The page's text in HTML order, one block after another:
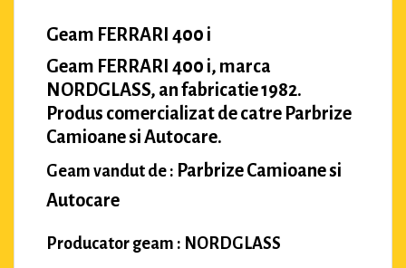
Geam FERRARI 400 i
Geam FERRARI 400 i, marca
NORDGLASS, an fabricatie 1982.
Produs comercializat de catre Parbrize
Camioane si Autocare.
Geam vandut de : Parbrize Camioane si
Autocare
Producator geam : NORDGLASS